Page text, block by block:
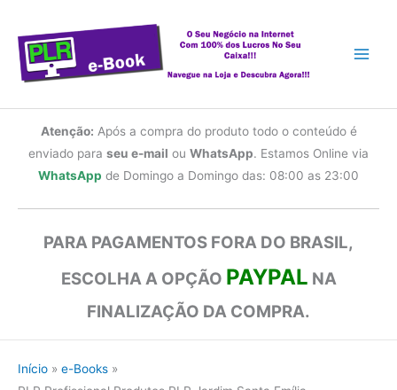
conteúdo
Atenção: Após a compra do produto todo o conteúdo é
enviado para seu e-mail ou WhatsApp. Estamos Online via
WhatsApp de Domingo a Domingo das: 08:00 as 23:00
PARA PAGAMENTOS FORA DO BRASIL,
ESCOLHA A OPÇÃO PAYPAL NA
FINALIZAÇÃO DA COMPRA.
Início
e-Books